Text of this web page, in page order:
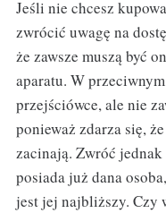
Jeśli nie chcesz
zwrócić uwagę na
że zawsze muszą być
aparatu. W
przejściówce, ale nie
ponieważ zdarza się,
zacinają. Zwróć
posiada już dana
jest jej najbliższy. Czy